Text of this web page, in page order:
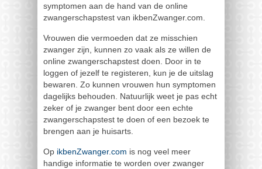
symptomen aan de hand van de online
zwangerschapstest van ikbenZwanger.com.
Vrouwen die vermoeden dat ze misschien
zwanger zijn, kunnen zo vaak als ze willen de
online zwangerschapstest doen. Door in te
loggen of jezelf te registeren, kun je de uitslag
bewaren. Zo kunnen vrouwen hun symptomen
dagelijks behouden. Natuurlijk weet je pas echt
zeker of je zwanger bent door een echte
zwangerschapstest te doen of een bezoek te
brengen aan je huisarts.
Op ikbenZwanger.com is nog veel meer
handige informatie te worden over zwanger